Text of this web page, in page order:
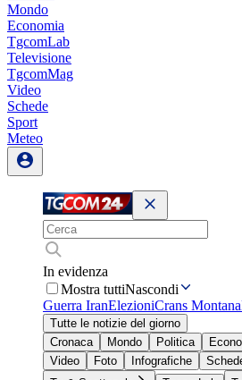
Mondo
Economia
TgcomLab
Televisione
TgcomMag
Video
Schede
Sport
Meteo
In evidenza
Mostra tuttiNascondi
Guerra IranElezioniCrans Montana
Tutte le notizie del giorno
Cronaca
Mondo Politica
Video
Foto Infografiche